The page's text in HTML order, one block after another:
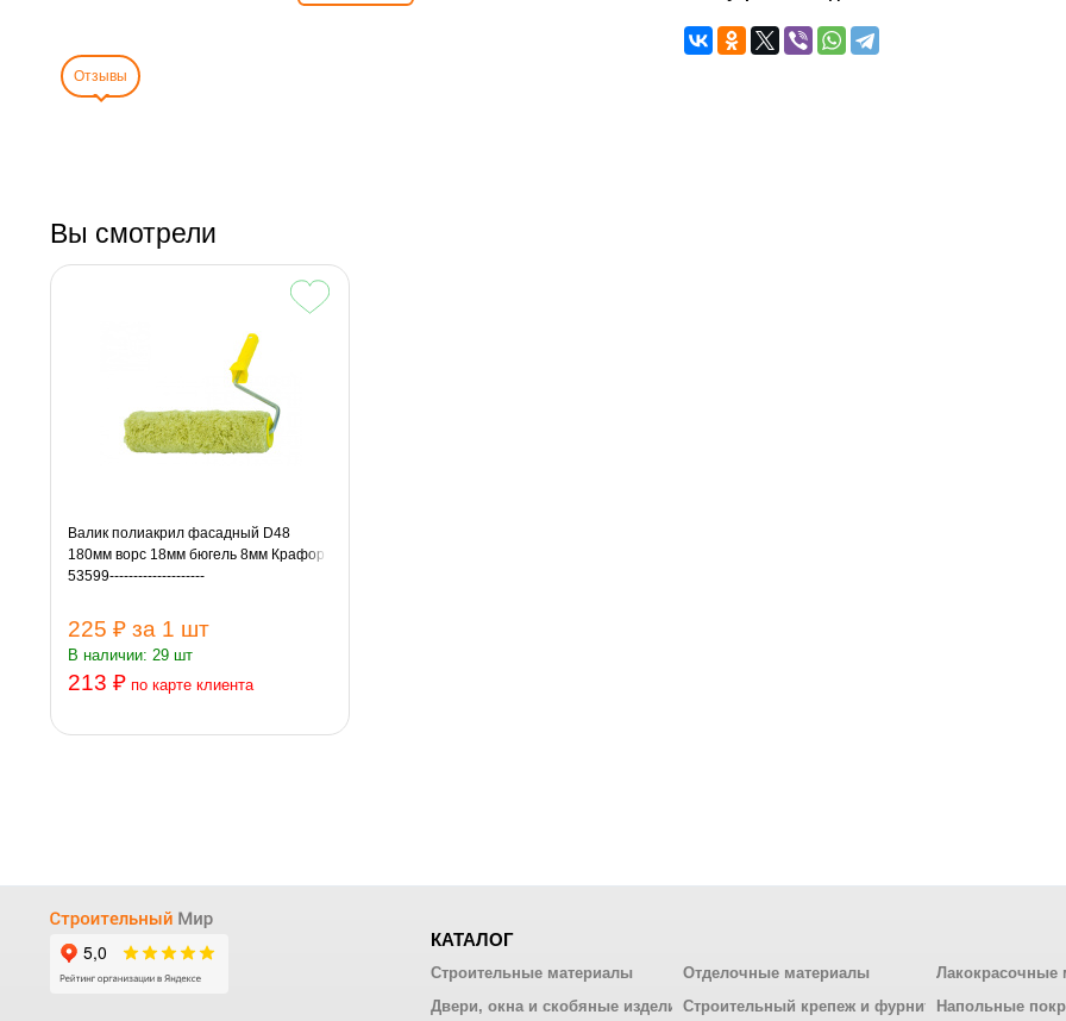
Отзывы
Вы смотрели
Валик полиакрил фасадный D48
180мм ворс 18мм бюгель 8мм Крафор
53599--------------------
225 ₽ за 1 шт
В наличии: 29 шт
213 ₽ по карте клиента
КАТАЛОГ
Строительные материалы Отделочные материалы
Лакокрасочные
Двери, окна и скобяные изделияСтроительный крепеж и фурнитураНапольные